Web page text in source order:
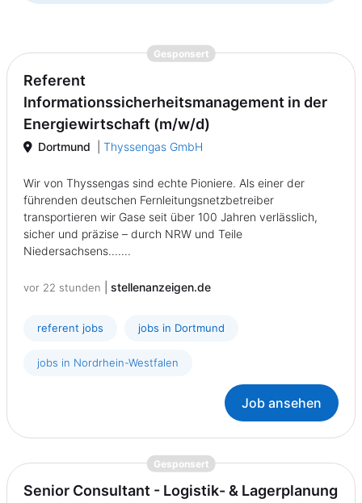
Gesponsert{prompt.job}
Referent
Informationssicherheitsmanagement in der
Energiewirtschaft (m/w/d)
Dortmund Thyssengas GmbH
Wir von Thyssengas sind echte Pioniere. Als einer der
führenden deutschen Fernleitungsnetzbetreiber
transportieren wir Gase seit über 100 Jahren verlässlich,
sicher und präzise – durch NRW und Teile
Niedersachsens.......
vor 22 stunden stellenanzeigen.de
referent jobs jobs in Dortmund
jobs in Nordrhein-Westfalen
Job ansehen
Gesponsert{prompt.job}
Senior Consultant - Logistik- & Lagerplanung